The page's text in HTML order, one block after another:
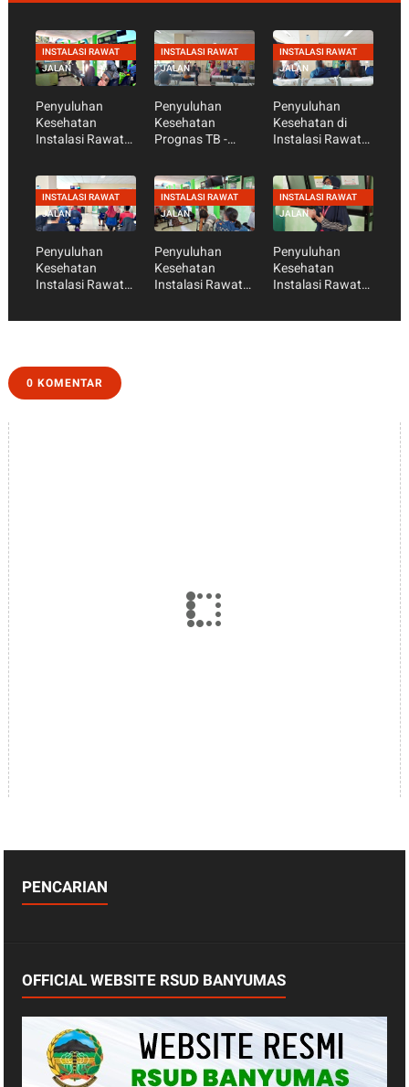
INSTALASI RAWAT
JALAN
Penyuluhan
Kesehatan
Instalasi Rawat
TB dan
Pencegahanya "
INSTALASI RAWAT
JALAN
Penyuluhan
Kesehatan
Prognas TB -
Tanda dan Gejala
TB Paru "
INSTALASI RAWAT
JALAN
Penyuluhan
Kesehatan di
Instalasi Rawat
CERDIK."
INSTALASI RAWAT
JALAN
Penyuluhan
Kesehatan
Instalasi Rawat
INSTALASI RAWAT
JALAN
Penyuluhan
Kesehatan
Instalasi Rawat
INSTALASI RAWAT
JALAN
Penyuluhan
Kesehatan
Instalasi Rawat
0 KOMENTAR
PENCARIAN
OFFICIAL WEBSITE RSUD BANYUMAS